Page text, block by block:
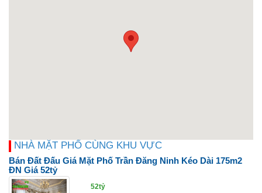
NHÀ MẶT PHỐ CÙNG KHU VỰC
Bán Đất Đấu Giá Mặt Phố Trần Đăng Ninh Kéo Dài 175m2
ĐN Giá 52tỷ
52tỷ